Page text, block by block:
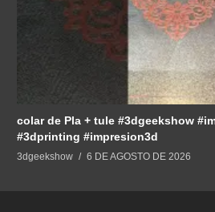
colar de Pla + tule #3dgeekshow
#3dprinting #impresion3d
3dgeekshow 6 DE AGOSTO DE 2026